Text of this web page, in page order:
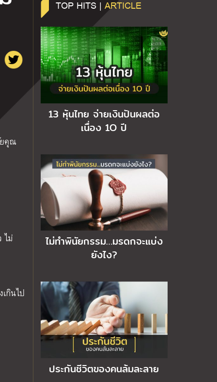
ยคุณ
ไม่
กินไป
TOP HITS | ARTICLE
13 หุ้นไทย จ่ายเงินปันผลต่อ
เนื่อง 1O ปี
ไม่ทำพินัยกรรม…มรดกจะแบ่ง
ยังไง?
ประกันชีวิตของคนล้มละลาย